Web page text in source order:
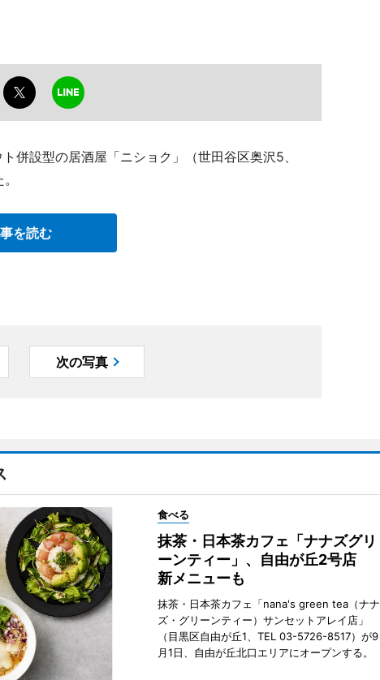
併設型の居酒屋「ニショク」（世田谷区奥沢5、
を読む
次の写真
食べる
抹茶・日本茶カフェ「ナナズグリ
ーンティー」、自由が丘2号店
新メニューも
抹茶・日本茶カフェ「nana's green tea（ナナ
ズ・グリーンティー）サンセットアレイ店」
（目黒区自由が丘1、TEL 03-5726-8517）が9
月1日、自由が丘北口エリアにオープンする。